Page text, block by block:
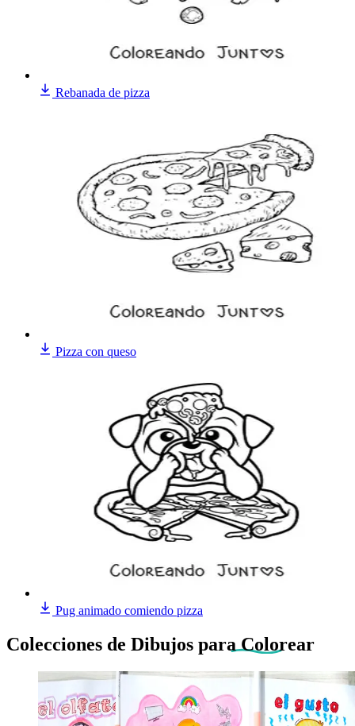
Rebanada de pizza
Pizza con queso
Pug animado comiendo pizza
Colecciones de Dibujos para Colorear